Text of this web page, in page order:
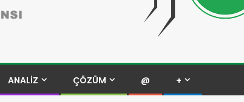
ANALİZ ÇÖZÜM @ +